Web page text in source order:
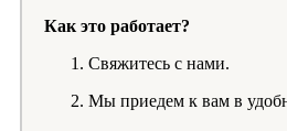
Как это работает?
Свяжитесь с нами.
Мы приедем к вам в